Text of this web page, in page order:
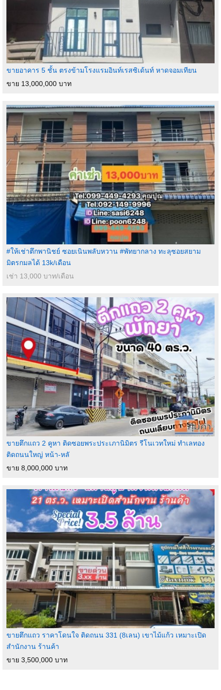
ขายอาคาร 5 ชั้น ตรงข้ามโรงแรมอินท์เรสซิเด้นท์ หาดจอมเทียน
ขาย 13,000,000 บาท
#ให้เช่าตึกพานิชย์ ซอยเนินพลับหวาน #พัทยากลาง ทะลุซอยสยาม
มิตรกมลได้ 13k/เดือน
เช่า 13,000 บาท/เดือน
ขายตึกแถว 2 คูหา ติดซอยพระประเภานิมิตร รีโนเวทใหม่ ทำเลทอง
ติดถนนใหญ่ หน้า-หลั
ขาย 8,000,000 บาท
ขายตึกแถว ราคาโดนใจ ติดถนน 331 (8เลน) เขาไม้แก้ว เหมาะเปิด
สำนักงาน ร้านค้า
ขาย 3,500,000 บาท